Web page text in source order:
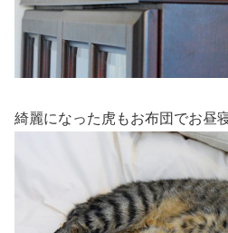
綺麗になった虎もお布団でお昼